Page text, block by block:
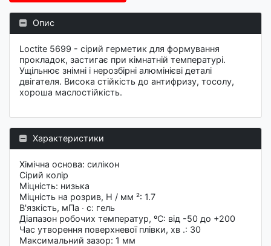
Опис
Loctite 5699 - сірий герметик для формування
прокладок, застигає при кімнатній температурі.
Ущільнює знімні і нерозбірні алюмінієві деталі
двігателя. Висока стійкість до антифризу, тосолу,
хороша маслостійкість.
Характеристики
Хімічна основа: силікон
Сірий колір
Міцність: низька
Міцність на розрив, Н / мм ²: 1.7
В'язкість, мПа ∙ c: гель
Діапазон робочих температур, ºC: від -50 до +200
Час утворення поверхневої плівки, хв .: 30
Максимальний зазор: 1 мм